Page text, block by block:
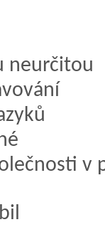
neurčitou
v